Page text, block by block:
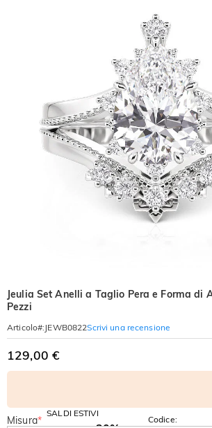
Jeulia Set Anelli a Taglio Pera e Forma di
Pezzi
Articolo#: JEWB0822Scrivi una recensione
129,00 €
SALDI ESTIVI
Codice:
Misura*